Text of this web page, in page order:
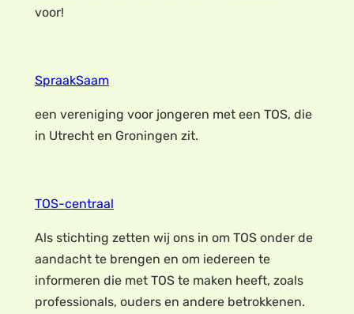
voor!
SpraakSaam
een vereniging voor jongeren met een TOS, die
in Utrecht en Groningen zit.
TOS-centraal
Als stichting zetten wij ons in om TOS onder de
aandacht te brengen en om iedereen te
informeren die met TOS te maken heeft, zoals
professionals, ouders en andere betrokkenen.